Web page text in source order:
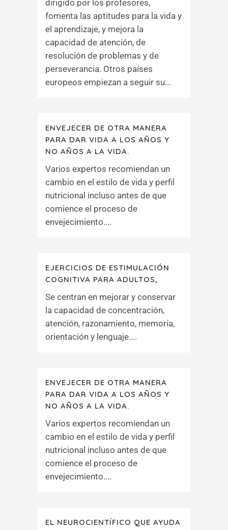
dirigido por los profesores,
fomenta las aptitudes para la vida y
el aprendizaje, y mejora la
capacidad de atención, de
resolución de problemas y de
perseverancia. Otros países
europeos empiezan a seguir su...
ENVEJECER DE OTRA MANERA
PARA DAR VIDA A LOS AÑOS Y
NO AÑOS A LA VIDA.
Varios expertos recomiendan un
cambio en el estilo de vida y perfil
nutricional incluso antes de que
comience el proceso de
envejecimiento....
EJERCICIOS DE ESTIMULACIÓN
COGNITIVA PARA ADULTOS,
Se centran en mejorar y conservar
la capacidad de concentración,
atención, razonamiento, memoria,
orientación y lenguaje....
ENVEJECER DE OTRA MANERA
PARA DAR VIDA A LOS AÑOS Y
NO AÑOS A LA VIDA.
Varios expertos recomiendan un
cambio en el estilo de vida y perfil
nutricional incluso antes de que
comience el proceso de
envejecimiento....
EL NEUROCIENTÍFICO QUE AYUDA